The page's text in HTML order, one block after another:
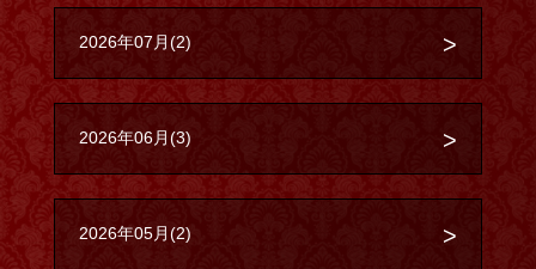
2026年07月(2)
2026年06月(3)
2026年05月(2)